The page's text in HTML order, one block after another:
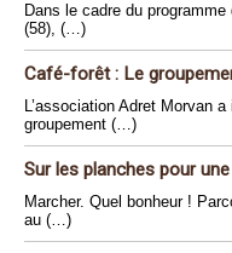
Dans le cadre du
(58), (…)
Café-forêt : Le
L’association Adret Morvan
groupement (…)
Sur les planches pour
Marcher. Quel bonheur !
au (…)